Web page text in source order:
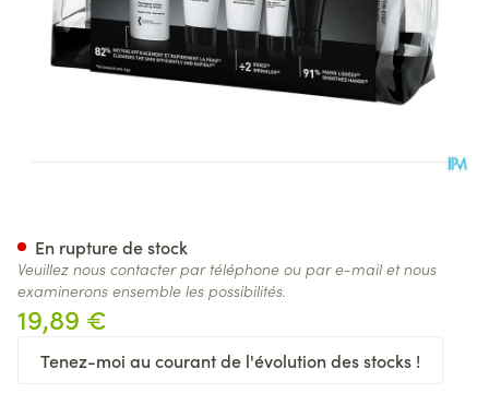
19,89 €
Tenez-moi au courant de l'évolution des stocks !
En rupture de stock
Veuillez nous contacter par téléphone ou par e-mail et nous
examinerons ensemble les possibilités.